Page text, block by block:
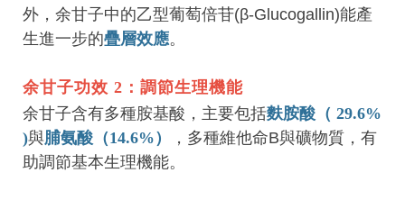
外，余甘子中的乙型葡萄倍苷(β-Glucogallin)能產
生進一步的疊層效應。
余甘子功效 2：調節生理機能
余甘子含有多種胺基酸，主要包括麩胺酸（ 29.6%
)與脯氨酸（14.6%）
，多種維他命B與礦物質，有
助調節基本生理機能。